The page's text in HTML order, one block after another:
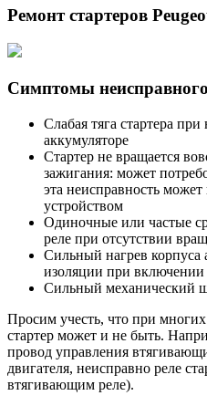
Ремонт стартеров
Симптомы
Слабая тяга стартера
аккумуляторе
Стартер не вращается
зажигания: может
эта неисправность
устройством
Одиночные или частые
реле при отсутствии
Сильный нагрев корпуса
изоляции при включении
Сильный механический
Просим учесть, что при
стартер может и не быть.
провод управления
двигателя, неисправно реле
втягивающим реле).